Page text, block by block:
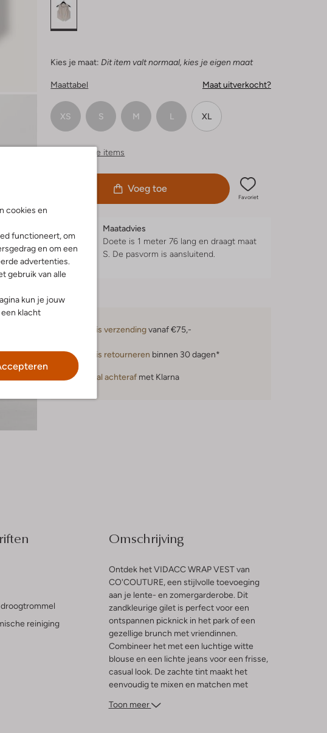
cookies en
functioneert, om
en om een
advertenties.
gebruik van alle
kun je jouw
klacht
Kies je maat: Dit item valt normaal, kies je eigen maat
Maattabel Maat uitverkocht?
XS S M L XL
Vergelijkbare items
Voeg toe
Favoriet
Maatadvies
Doete is 1 meter 76 lang en draagt maat
S. De pasvorm isaansluitend.
Gratis verzendingvanaf €75,-
Gratis retourneren binnen 30 dagen*
Betaal achteraf met Klarna
reiniging
Omschrijving
Ontdek het VIDACC WRAP VEST van
CO'COUTURE, een stijlvolle toevoeging
aan je lente- en zomergarderobe. Dit
zandkleurige gilet is perfect voor een
ontspannen picknick in het park of een
gezellige brunch met vriendinnen.
Combineer het met een luchtige witte
blouse en een lichte jeans voor een frisse,
casual look. De zachte tint maakt het
eenvoudig te mixen en matchen met
van een zonnige dag in de stad of een
Toon meer